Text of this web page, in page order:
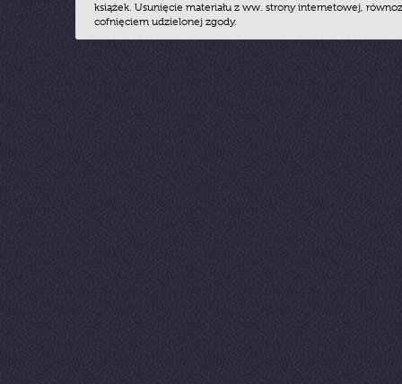
książek. Usunięcie materiału z ww. strony internetowej,
cofnięciem udzielonej zgody.